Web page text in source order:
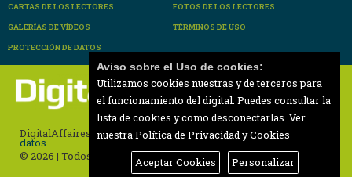
CARTAS DE LOS LECTORES
FOTOS DE LOS LECTORES
GALERÍAS DE VÍDEOS
TÉRMINOS DE USO
PROTECCIÓN DE DATOS
DigitalAffaires |Términos de uso| Protección de
datos
© 2026 | Todos los derechos reservados
Aviso sobre el Uso de cookies:
Utilizamos cookies nuestras y de terceros para
el funcionamiento del digital. Puedes consultar la
lista de cookies y como desconectarlas. Ver
nuestra Política de Privacidad y Cookies
Aceptar Cookies Personalizar